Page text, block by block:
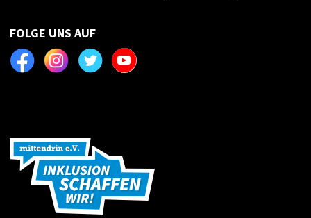
FOLGE UNS AUF
FacebookInstagramTwitter